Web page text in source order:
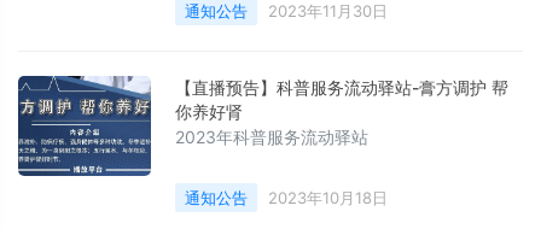
通知公告 2023年11月30日
【直播预告】科普服务流动驿站-膏方调护 帮
你养好肾
2023年科普服务流动驿站
通知公告 2023年10月18日